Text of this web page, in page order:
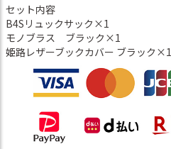
セット内容
B4Sリュックサック×1
モノブラス ブラック×1
姫路レザーブックカバー ブラック×1